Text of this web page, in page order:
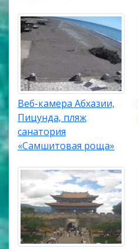
Веб-камера Абхазии,
Пицунда, пляж
санатория
«Самшитовая роща»